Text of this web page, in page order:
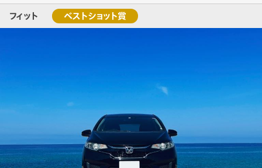
フィット ベストショット賞